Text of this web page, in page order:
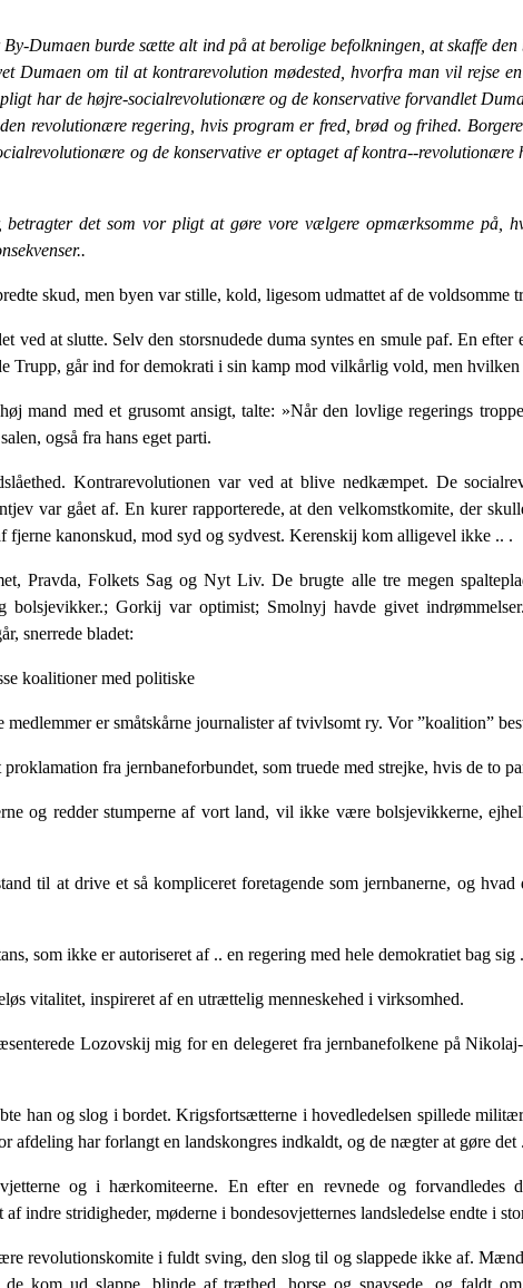
Dumaen burde sætte alt ind på at berolige befolkningen, at skaffe
Dumaen om til at kontrare­volution mødested, hvorfra man vil rejse
har de højre-so­cialrevolutionære og de konservative forvandlet
revolutionære regering, hvis program er fred, brød og frihed.
og de konservative er optaget af kontra--
betragter det som vor pligt at gøre vore vælgere opmærksomme
skud, men byen var stille, kold, ligesom udmattet af de voldsomme
ved at slutte. Selv den storsnudede duma syntes en smule paf. En
Trupp, går ind for demokrati i sin kamp mod vilkårlig vold, men
mand med et grusomt ansigt, talte: »Når den lovlige regerings
også fra hans eget parti.
Kontrarevolutio­nen var ved at blive nedkæmpet. De
var gået af. En kurer rapporterede, at den velkomstkomite, der
fjerne kanonskud, mod syd og sydvest. Keren­skij kom alligevel ikke .. .
Pravda, Folkets Sag og Nyt Liv. De brugte alle tre megen
bolsjevikker.; Gorkij var optimist; Smolnyj havde givet
snerrede bladet:
koalitioner med politiske
medlemmer er småtskårne jour­nalister af tvivlsomt ry. Vor ”koalition”
proklamation fra jern­baneforbundet, som truede med strejke, hvis de to
og redder stumperne af vort land, vil ikke være bolsjevikkerne,
til at drive et så kom­pliceret foretagende som jernbanerne, og
som ikke er autoriseret af .. en regering med hele demokratiet bag sig
vitalitet, inspireret af en utrættelig menneskehed i virksomhed.
Lozovskij mig for en delegeret fra jernbanefolkene på
han og slog i bordet. Krigsfortsætterne i hovedledelsen spillede
afdeling har forlangt en landskongres indkaldt, og de nægter at gøre det
og i hærkomiteer­ne. En efter en revnede og forvandledes
indre stri­digheder, møderne i bondesovjetternes landsledelse end­te i
revolutionskomite i fuldt sving, den slog til og slappede ikke af.